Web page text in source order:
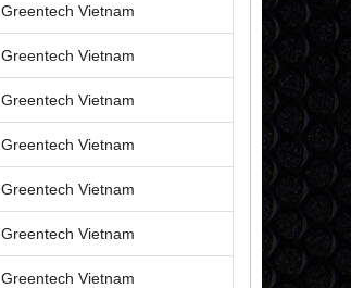
Greentech Vietnam
Greentech Vietnam
Greentech Vietnam
Greentech Vietnam
Greentech Vietnam
Greentech Vietnam
Greentech Vietnam